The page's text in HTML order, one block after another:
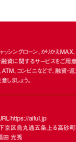
ッシングローン、かりかえ
融資に関するサービスをご
ATM、コンビニなどで、融資
ましょう。
：https://aiful.jp
京区烏丸通五条上る高砂町
田 光秀